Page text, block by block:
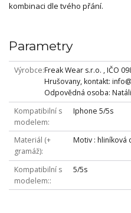
kombinaci dle tvého přání.
Parametry
Výrobce Freak Wear s.r.o. , IČO
Hrušovany, kontakt:
Odpovědná osoba:
Kompatibilní s
modelem
Iphone 5/5s
Materiál (+
gramáž)
Motiv : hliníková
Kompatibilní s
modelem:
5/5s